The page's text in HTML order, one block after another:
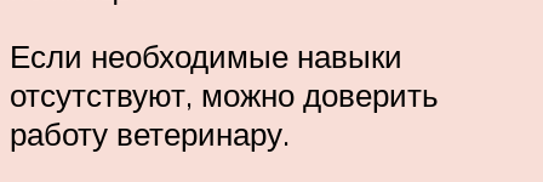
Если необходимые навыки
отсутствуют, можно доверить
работу ветеринару.